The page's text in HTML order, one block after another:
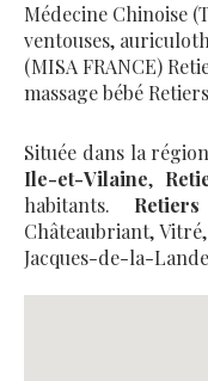
Médecine Chinoise
ventouses,
(MISA FRANCE)
massage bébé Retiers
Située dans la région
Ile-et-Vilaine,
habitants. Retiers
Châteaubriant,
Jacques-de-la-